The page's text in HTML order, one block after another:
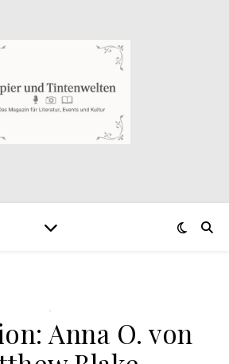
.
Anna O. von